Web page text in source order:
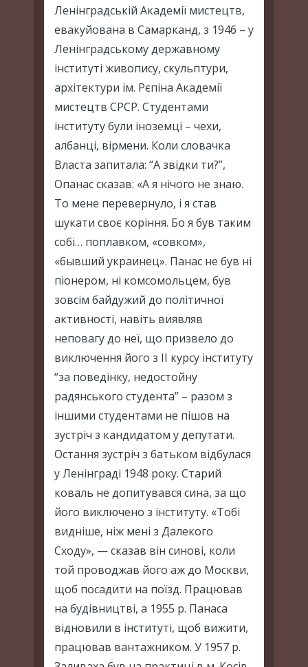
Ленінградській Академії мистецтв,
евакуйована в Самарканд, з 1946 – у
Ленінградському державному
інституті живопису, скульптури,
архітектури ім. Рєпіна Академії
мистецтв СРСР. Студентами
інституту були іноземці – чехи,
албанці, вірмени. Коли словачка
Власта запитала: “А звідки ти?”,
Опанас сказав: «А я нічого не знаю.
То мене перевернуло, і я став
шукати своє коріння. Бо я був таким
собі… поплавком, «совком»,
«бывший украинец». Панас не був ні
піонером, ні комсомольцем, був
зовсім байдужий до політичної
активності, навіть виявляв
неповагу до неї, що призвело до
виключення його з ІІ курсу інституту
“за поведінку, недостойну
радянського студента” – разом з
іншими студентами не пішов на
зустріч з кандидатом у депутати.
Остання зустріч з батьком відбулася
у Ленінграді 1948 року. Старий
коваль не допитувався сина, за що
його виключено з інституту. «Тобі
видніше, ніж мені з Далекого
Сходу», — сказав він синові, коли
той проводжав його аж до Москви,
щоб посадити на поїзд. Працював
на будівництві, а 1955 р. Панаса
відновили в інституті, щоб вижити,
працював вантажником. У 1957 р.